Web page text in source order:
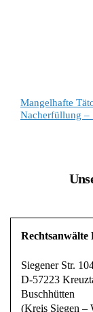
Mangelhafte
Nacherfüllung –
Rechtsanwälte
Siegener Str.
D-57223
Buschhütten
(Kreis Siegen –